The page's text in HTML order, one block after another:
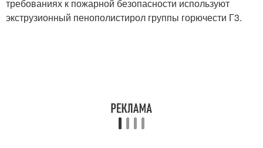
требованиях к пожарной безопасности используют
экструзионный пенополистирол группы горючести Г3.